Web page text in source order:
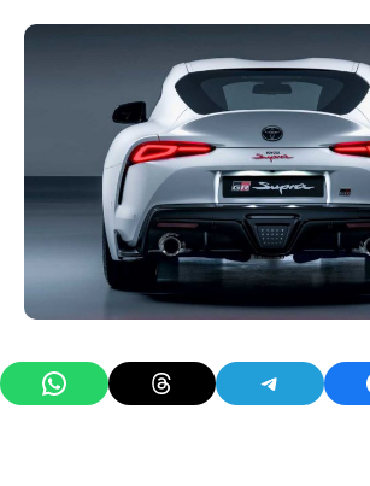
Share on WhatsAppShare on ThreadsShare on